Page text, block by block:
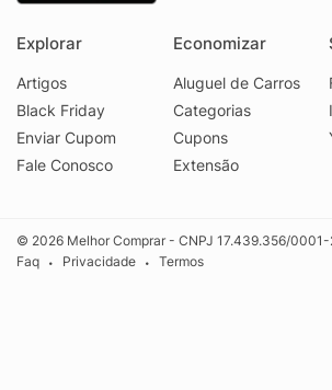
Explorar
Artigos
Black Friday
Enviar Cupom
Fale Conosco
Economizar
Aluguel de Carros
Categorias
Cupons
Extensão
© 2026 Melhor Comprar - CNPJ 17.439.356/
Faq
• Privacidade • Termos